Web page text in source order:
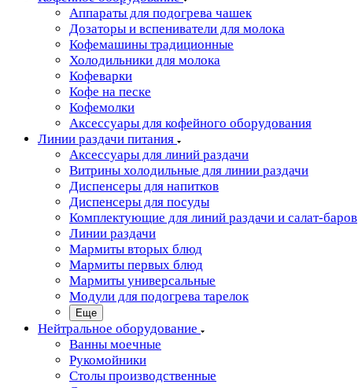
Аппараты для подогрева чашек
Дозаторы и вспениватели для молока
Кофемашины традиционные
Холодильники для молока
Кофеварки
Кофе на песке
Кофемолки
Аксессуары для кофейного оборудования
Линии раздачи питания
Аксессуары для линий раздачи
Витрины холодильные для линии раздачи
Диспенсеры для напитков
Диспенсеры для посуды
Комплектующие для линий раздачи и салат-баров
Линии раздачи
Мармиты вторых блюд
Мармиты первых блюд
Мармиты универсальные
Модули для подогрева тарелок
Еще
Нейтральное оборудование
Ванны моечные
Рукомойники
Столы производственные